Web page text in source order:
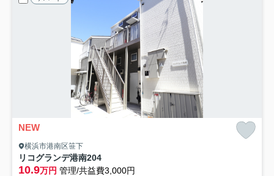
NEW
横浜市港南区笹下
リコグランデ港南204
10.9万円 管理/共益費3,000円